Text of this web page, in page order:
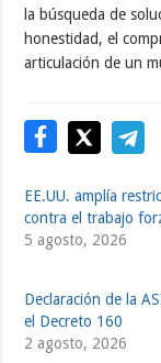
la búsqueda de
honestidad, el
articulación de un
EE.UU. amplía
contra el trabajo
5 agosto, 2026
Declaración de la
el Decreto 160
2 agosto, 2026